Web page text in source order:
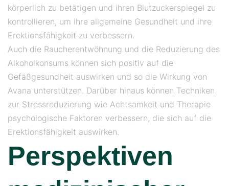
körperlich zu betätigen und ihren Blutzuckerspiegel zu
kontrollieren, um ihre allgemeine Gesundheit und ihre
Erektionsfähigkeit zu verbessern.
Auch die Raucherentwöhnung und die Reduzierung des
Alkoholkonsums können sich positiv auf die
Gefäßgesundheit auswirken und so die Wirkung von
Avana unterstützen. Darüber hinaus können Techniken
zur Stressreduzierung wie Achtsamkeit und Therapie
psychologische Faktoren verbessern, die sich auf die
Erektionsfähigkeit auswirken.
Perspektiven